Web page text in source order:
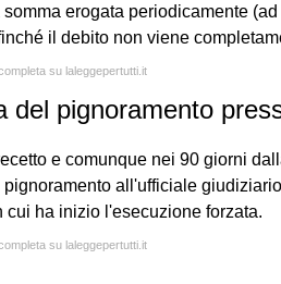
erogata periodicamente
il debito non viene
su laleggepertutti.it
del pignoramento
e comunque nei 90 giorni
all'ufficiale
ha inizio l'esecuzione forzata.
su laleggepertutti.it